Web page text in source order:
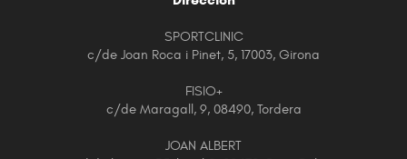
SPORTCLINIC
c/de Joan Roca i Pinet, 5, 17003, Girona
FISIO+
c/de Maragall, 9, 08490, Tordera
JOAN ALBERT